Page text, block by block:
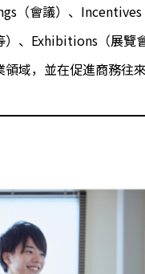
（會議）、
）、Exhibitions（展覽
域，並在促進商務往